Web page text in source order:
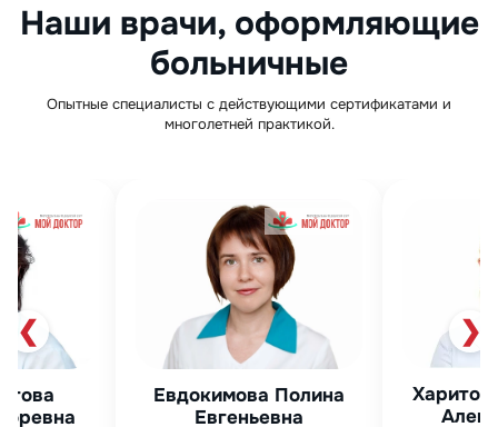
Наши врачи, оформляющие
больничные
Опытные специалисты с действующими сертификатами и
многолетней практикой.
❮
Полина
Евгеньевна
Харитонова Светлана
Александровна
❯